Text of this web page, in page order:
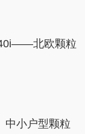
北欧颗粒
中小户型颗粒